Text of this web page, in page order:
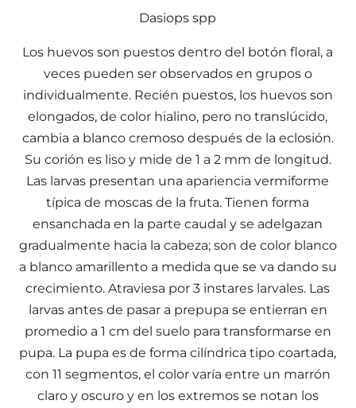
Dasiops spp
Los huevos son puestos dentro del botón floral, a
veces pueden ser observados en grupos o
individualmente. Recién puestos, los huevos son
elongados, de color hialino, pero no translúcido,
cambia a blanco cremoso después de la eclosión.
Su corión es liso y mide de 1 a 2 mm de longitud.
Las larvas presentan una apariencia vermiforme
típica de moscas de la fruta. Tienen forma
ensanchada en la parte caudal y se adelgazan
gradualmente hacia la cabeza; son de color blanco
a blanco amarillento a medida que se va dando su
crecimiento. Atraviesa por 3 instares larvales. Las
larvas antes de pasar a prepupa se entierran en
promedio a 1 cm del suelo para transformarse en
pupa. La pupa es de forma cilíndrica tipo coartada,
con 11 segmentos, el color varía entre un marrón
claro y oscuro y en los extremos se notan los